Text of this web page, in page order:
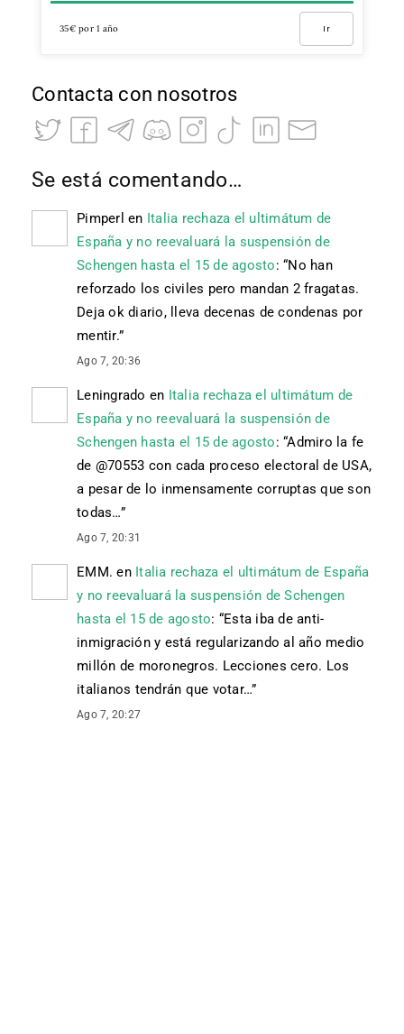
35€ por 1 año Ir
Contacta con nosotros
Se está comentando…
Pimperl en Italia rechaza el ultimátum de
España y no reevaluará la suspensión de
Schengen hasta el 15 de agosto: “No han
reforzado los civiles pero mandan 2 fragatas.
Deja ok diario, lleva decenas de condenas por
mentir.”
Ago 7, 20:36
Leningrado en Italia rechaza el ultimátum de
España y no reevaluará la suspensión de
Schengen hasta el 15 de agosto: “Admiro la fe
de @70553 con cada proceso electoral de USA,
a pesar de lo inmensamente corruptas que son
todas…”
Ago 7, 20:31
EMM. en Italia rechaza el ultimátum de España
y no reevaluará la suspensión de Schengen
hasta el 15 de agosto: “Esta iba de anti-
inmigración y está regularizando al año medio
millón de moronegros. Lecciones cero. Los
italianos tendrán que votar…”
Ago 7, 20:27